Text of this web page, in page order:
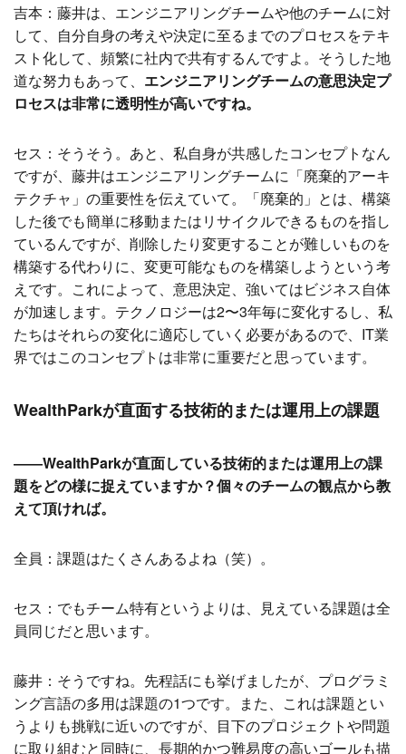
吉本：藤井は、エンジニアリングチームや他のチームに対
して、自分自身の考えや決定に至るまでのプロセスをテキ
スト化して、頻繁に社内で共有するんですよ。そうした地
道な努力もあって、 エンジニアリングチームの意思決定プ
ロセスは非常に透明性が高いですね。
セス：そうそう。あと、私自身が共感したコンセプトなん
ですが、藤井はエンジニアリングチームに「廃棄的アーキ
テクチャ」の重要性を伝えていて。「廃棄的」とは、構築
した後でも簡単に移動またはリサイクルできるものを指し
ているんですが、削除したり変更することが難しいものを
構築する代わりに、変更可能なものを構築しようという考
えです。これによって、意思決定、強いてはビジネス自体
が加速します。テクノロジーは2〜3年毎に変化するし、私
たちはそれらの変化に適応していく必要があるので、IT業
界ではこのコンセプトは非常に重要だと思っています。
WealthParkが直面する技術的または運用上の課題
――WealthParkが直面している技術的または運用上の課
題をどの様に捉えていますか？個々のチームの観点から教
えて頂ければ。
全員：課題はたくさんあるよね（笑）。
セス：でもチーム特有というよりは、見えている課題は全
員同じだと思います。
藤井：そうですね。先程話にも挙げましたが、プログラミ
ング言語の多用は課題の1つです。また、これは課題とい
うよりも挑戦に近いのですが、目下のプロジェクトや問題
に取り組むと同時に、長期的かつ難易度の高いゴールも描